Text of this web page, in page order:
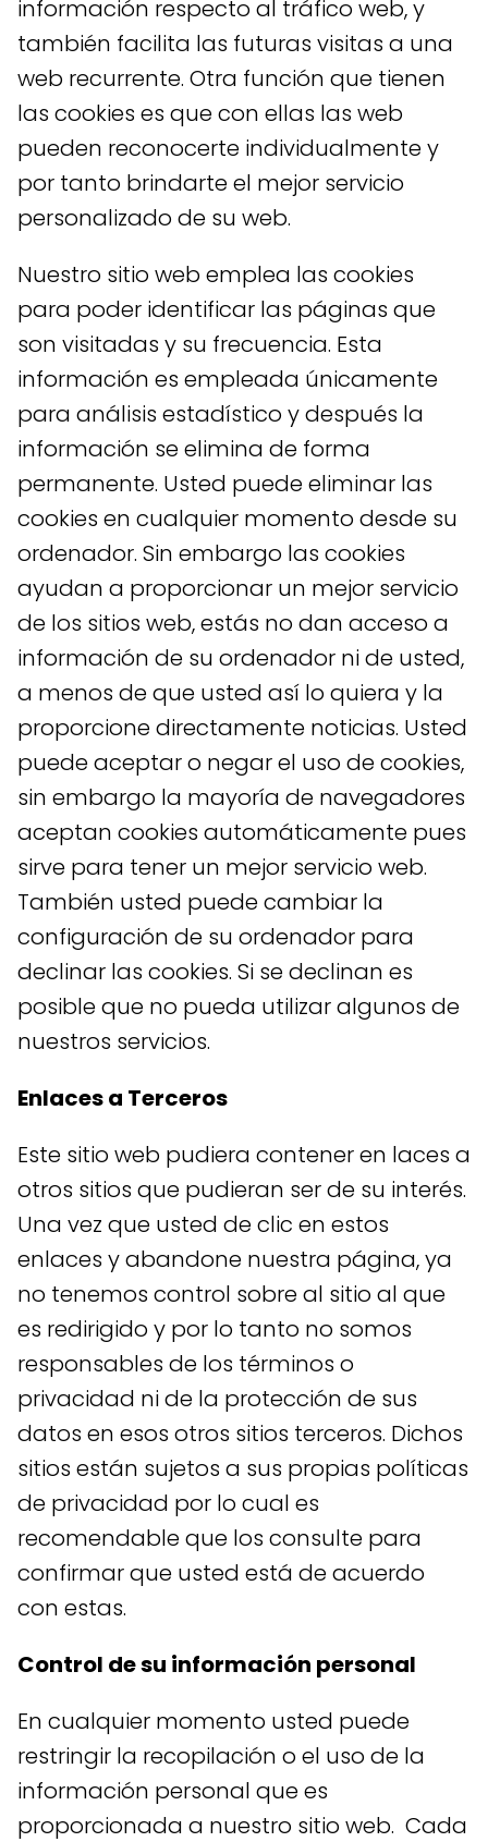
información respecto al tráfico web, y
también facilita las futuras visitas a una
web recurrente. Otra función que tienen
las cookies es que con ellas las web
pueden reconocerte individualmente y
por tanto brindarte el mejor servicio
personalizado de su web.
Nuestro sitio web emplea las cookies
para poder identificar las páginas que
son visitadas y su frecuencia. Esta
información es empleada únicamente
para análisis estadístico y después la
información se elimina de forma
permanente. Usted puede eliminar las
cookies en cualquier momento desde su
ordenador. Sin embargo las cookies
ayudan a proporcionar un mejor servicio
de los sitios web, estás no dan acceso a
información de su ordenador ni de usted,
a menos de que usted así lo quiera y la
proporcione directamente noticias. Usted
puede aceptar o negar el uso de cookies,
sin embargo la mayoría de navegadores
aceptan cookies automáticamente pues
sirve para tener un mejor servicio web.
También usted puede cambiar la
configuración de su ordenador para
declinar las cookies. Si se declinan es
posible que no pueda utilizar algunos de
nuestros servicios.
Enlaces a Terceros
Este sitio web pudiera contener en laces a
otros sitios que pudieran ser de su interés.
Una vez que usted de clic en estos
enlaces y abandone nuestra página, ya
no tenemos control sobre al sitio al que
es redirigido y por lo tanto no somos
responsables de los términos o
privacidad ni de la protección de sus
datos en esos otros sitios terceros. Dichos
sitios están sujetos a sus propias políticas
de privacidad por lo cual es
recomendable que los consulte para
confirmar que usted está de acuerdo
con estas.
Control de su información personal
En cualquier momento usted puede
restringir la recopilación o el uso de la
información personal que es
proporcionada a nuestro sitio web. Cada